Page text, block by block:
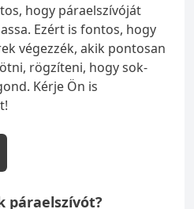
hogy páraelszívóját
Ezért is fontos, hogy
végezzék, akik pontosan
rögzíteni, hogy sok-
Kérje Ön is
páraelszívót?